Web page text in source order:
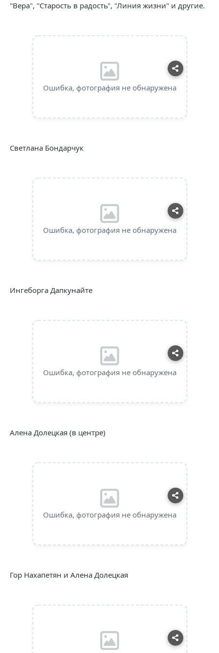
"Вера", "Старость в радость", "Линия жизни" и другие.
Ошибка, фотография не обнаружена
Светлана Бондарчук
Ошибка, фотография не обнаружена
Ингеборга Дапкунайте
Ошибка, фотография не обнаружена
Алена Долецкая (в центре)
Ошибка, фотография не обнаружена
Гор Нахапетян и Алена Долецкая